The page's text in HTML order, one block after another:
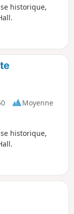
historique,
Moyenne
historique,